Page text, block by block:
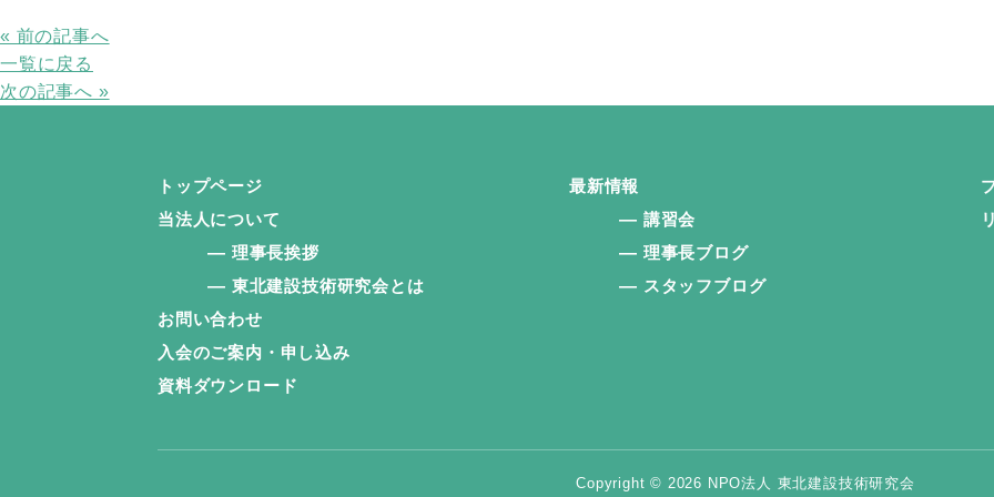
« 前の記事へ
一覧に戻る
次の記事へ »
トップページ
当法人について
理事長挨拶
東北建設技術研究会とは
お問い合わせ
入会のご案内・申し込み
資料ダウンロード
最新情報
講習会
理事長ブログ
スタッフブログ
Copyright © 2026 NPO法人 東北建設技術研究会